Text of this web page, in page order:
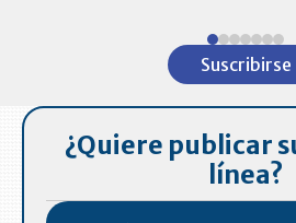
Suscribirse
¿Quiere publicar
línea?